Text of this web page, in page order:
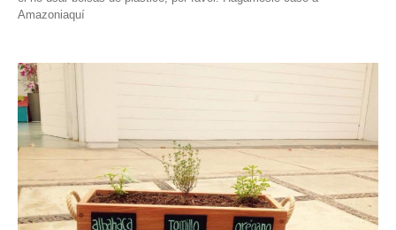
Amazoniaquí